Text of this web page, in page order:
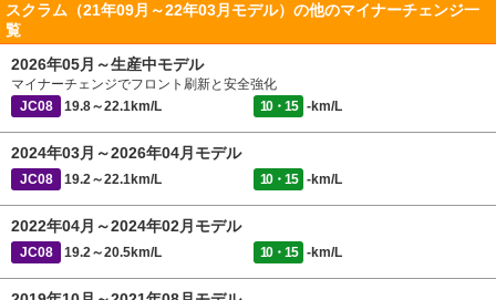
スクラム（21年09月～22年03月モデル）の他のマイナーチェンジ一
覧
2026年05月～生産中モデル
マイナーチェンジでフロント刷新と安全強化
JC08
19.8～22.1km/L 10・15 -km/L
2024年03月～2026年04月モデル
JC08 19.2～22.1km/L 10・15 -km/L
2022年04月～2024年02月モデル
JC08 19.2～20.5km/L 10・15 -km/L